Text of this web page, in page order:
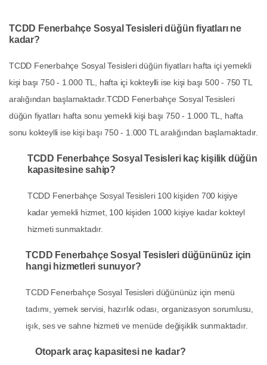
TCDD Fenerbahçe Sosyal Tesisleri düğün fiyatları ne
kadar?
TCDD Fenerbahçe Sosyal Tesisleri düğün fiyatları hafta içi yemekli
kişi başı 750 - 1.000 TL, hafta içi kokteylli ise kişi başı 500 - 750 TL
aralığından başlamaktadır.TCDD Fenerbahçe Sosyal Tesisleri
düğün fiyatları hafta sonu yemekli kişi başı 750 - 1.000 TL, hafta
sonu kokteylli ise kişi başı 750 - 1.000 TL aralığından başlamaktadır.
TCDD Fenerbahçe Sosyal Tesisleri kaç kişilik düğün
kapasitesine sahip?
TCDD Fenerbahçe Sosyal Tesisleri 100 kişiden 700 kişiye
kadar yemekli hizmet, 100 kişiden 1000 kişiye kadar kokteyl
hizmeti sunmaktadır.
TCDD Fenerbahçe Sosyal Tesisleri düğününüz için
hangi hizmetleri sunuyor?
TCDD Fenerbahçe Sosyal Tesisleri düğününüz için menü
tadımı, yemek servisi, hazırlık odası, organizasyon sorumlusu,
işık, ses ve sahne hizmeti ve menüde değişiklik sunmaktadır.
Otopark araç kapasitesi ne kadar?